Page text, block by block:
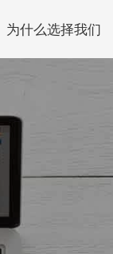
为什么选择我们